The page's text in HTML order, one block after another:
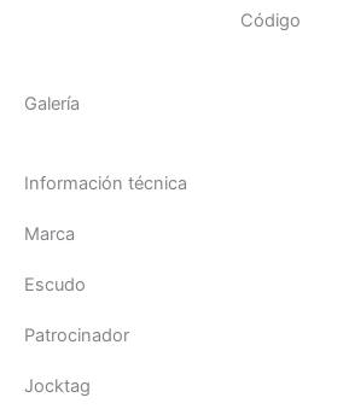
Código
Galería
Información técnica
Marca
Escudo
Patrocinador
Jocktag